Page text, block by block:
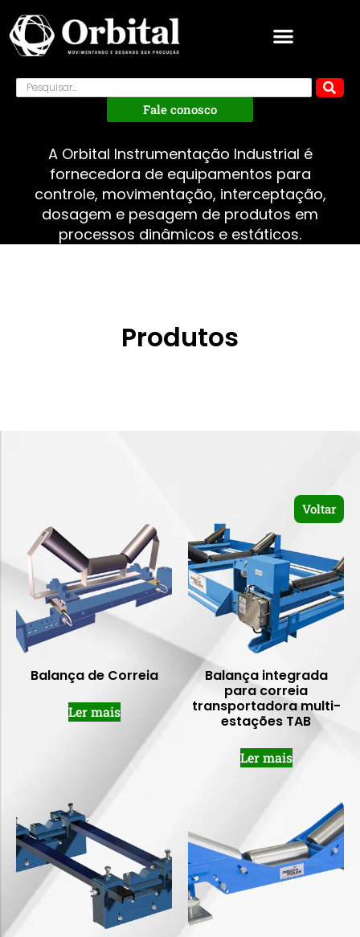
Fale conosco
A Orbital Instrumentação Industrial é
fornecedora de equipamentos para
controle, movimentação, interceptação,
dosagem e pesagem de produtos em
processos dinâmicos e estáticos.
Produtos
Voltar
Balança de Correia
Ler mais
Balança integrada
para correia
transportadora multi-
estações TAB
Ler mais